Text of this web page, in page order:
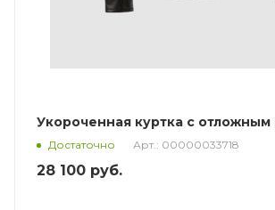
Укороченная куртка с
Достаточно Арт.: 00000033718
28 100 руб.